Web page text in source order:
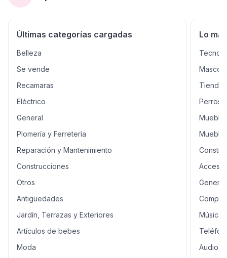
Últimas categorías cargadas
Belleza
Se vende
Recamaras
Eléctrico
General
Plomería y Ferretería
Reparación y Mantenimiento
Construcciones
Otros
Antigüedades
Jardín, Terrazas y Exteriores
Artículos de bebes
Moda
Lo
Perros
General
Música,
Audio,